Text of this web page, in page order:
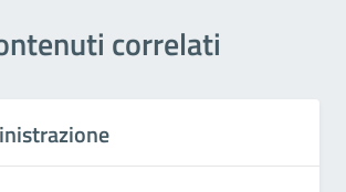
correlati